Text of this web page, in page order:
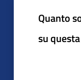
Quanto
su